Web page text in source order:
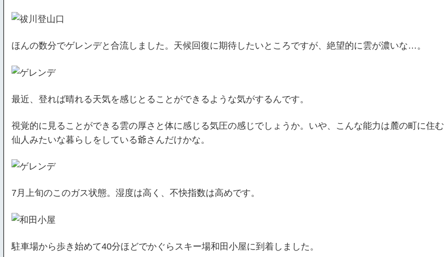
ほんの数分でゲレンデと合流しました。天候回復に期待したいところですが、絶望的に雲が濃いな…。
最近、登れば晴れる天気を感じとることができるような気がするんです。
視覚的に見ることができる雲の厚さと体に感じる気圧の感じでしょうか。いや、こんな能力は麓の町に住む
仙人みたいな暮らしをしている爺さんだけかな。
7月上旬のこのガス状態。湿度は高く、不快指数は高めです。
駐車場から歩き始めて40分ほどでかぐらスキー場和田小屋に到着しました。